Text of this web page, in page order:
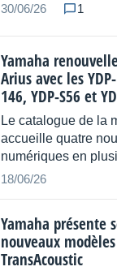
30/06/26
1
Yamaha
Arius avec les
146, YDP-S56 et
Le catalogue de la
accueille quatre
numériques en
18/06/26
Yamaha présente
nouveaux modèles
TransAcoustic